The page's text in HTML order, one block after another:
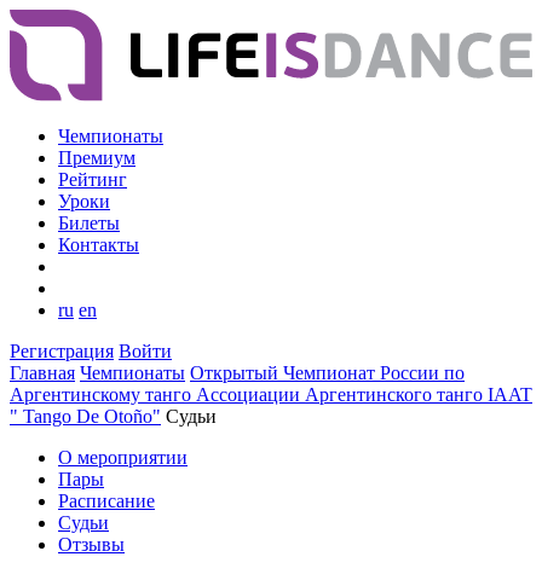
Чемпионаты
Премиум
Рейтинг
Уроки
Билеты
Контакты
ru en
Регистрация Войти
Главная Чемпионаты Открытый Чемпионат России по
Аргентинскому танго Ассоциации Аргентинского танго IAAT
" Tango De Otoño" Судьи
О мероприятии
Пары
Расписание
Судьи
Отзывы